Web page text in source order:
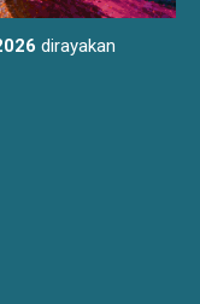
dirayakan